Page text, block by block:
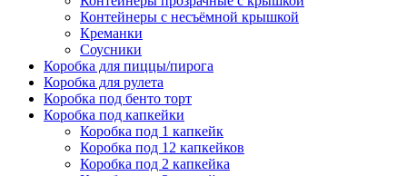
Контейнеры с несъёмной крышкой
Креманки
Соусники
Коробка для пиццы/пирога
Коробка для рулета
Коробка под бенто торт
Коробка под капкейки
Коробка под 1 капкейк
Коробка под 12 капкейков
Коробка под 2 капкейка